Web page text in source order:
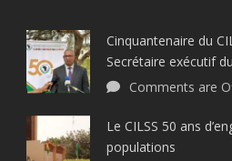
Cinquantenaire du
Secrétaire exécutif
Comments are
Le CILSS 50 ans
populations